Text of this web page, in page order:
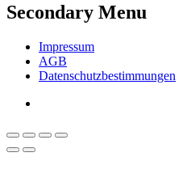
Secondary Menu
Impressum
AGB
Datenschutzbestimmungen